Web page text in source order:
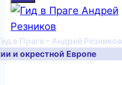
в Праге – Андрей Резников
и окрестной Европе